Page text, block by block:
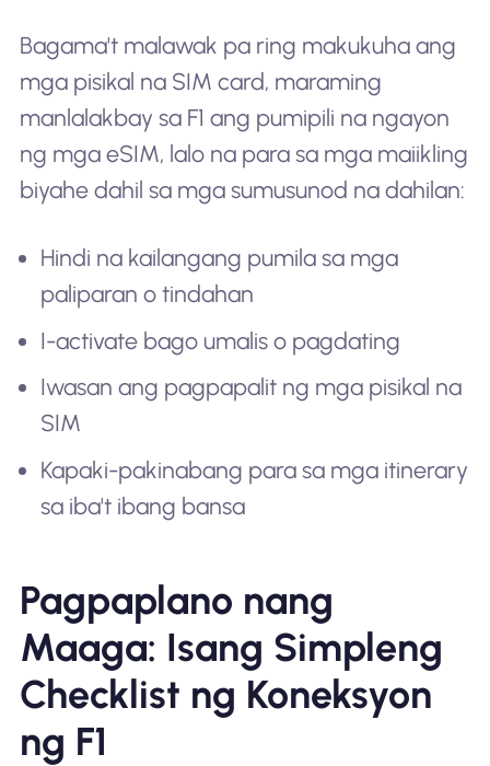
Bagama't malawak pa ring makukuha ang
mga pisikal na SIM card, maraming
manlalakbay sa F1 ang pumipili na ngayon
ng mga eSIM, lalo na para sa mga maiikling
biyahe dahil sa mga sumusunod na dahilan:
Hindi na kailangang pumila sa mga
paliparan o tindahan
I-activate bago umalis o pagdating
Iwasan ang pagpapalit ng mga pisikal na
SIM
Kapaki-pakinabang para sa mga itinerary
sa iba't ibang bansa
Pagpaplano nang
Maaga: Isang Simpleng
Checklist ng Koneksyon
ng F1